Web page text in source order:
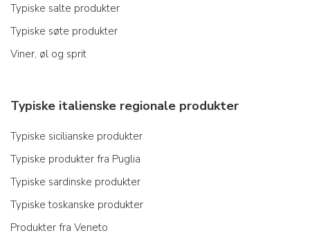
Typiske salte produkter
Typiske søte produkter
Viner, øl og sprit
Typiske italienske regionale produkter
Typiske sicilianske produkter
Typiske produkter fra Puglia
Typiske sardinske produkter
Typiske toskanske produkter
Produkter fra Veneto